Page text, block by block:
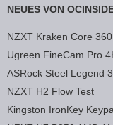
NEUES VON
NZXT Kraken Core
Ugreen FineCam Pro
ASRock Steel Legend
NZXT H2 Flow Test
Kingston IronKey